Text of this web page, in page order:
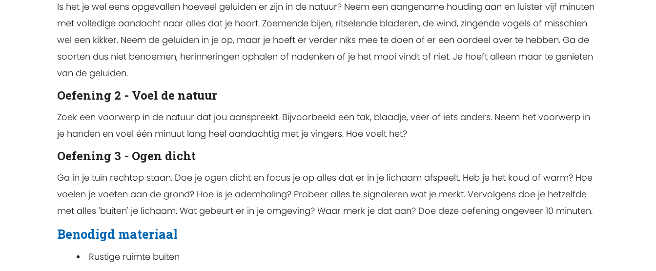
Is het je wel eens opgevallen hoeveel geluiden er zijn in de natuur? Neem een aangename houding aan en luister vijf minuten
met volledige aandacht naar alles dat je hoort. Zoemende bijen, ritselende bladeren, de wind, zingende vogels of misschien
wel een kikker. Neem de geluiden in je op, maar je hoeft er verder niks mee te doen of er een oordeel over te hebben. Ga de
soorten dus niet benoemen, herinneringen ophalen of nadenken of je het mooi vindt of niet. Je hoeft alleen maar te genieten
van de geluiden.
Oefening 2 - Voel de natuur
Zoek een voorwerp in de natuur dat jou aanspreekt. Bijvoorbeeld een tak, blaadje, veer of iets anders. Neem het voorwerp in
je handen en voel één minuut lang heel aandachtig met je vingers. Hoe voelt het?
Oefening 3 - Ogen dicht
Ga in je tuin rechtop staan. Doe je ogen dicht en focus je op alles dat er in je lichaam afspeelt. Heb je het koud of warm? Hoe
voelen je voeten aan de grond? Hoe is je ademhaling? Probeer alles te signaleren wat je merkt. Vervolgens doe je hetzelfde
met alles 'buiten' je lichaam. Wat gebeurt er in je omgeving? Waar merk je dat aan? Doe deze oefening ongeveer 10 minuten.
Benodigd materiaal
Rustige ruimte buiten